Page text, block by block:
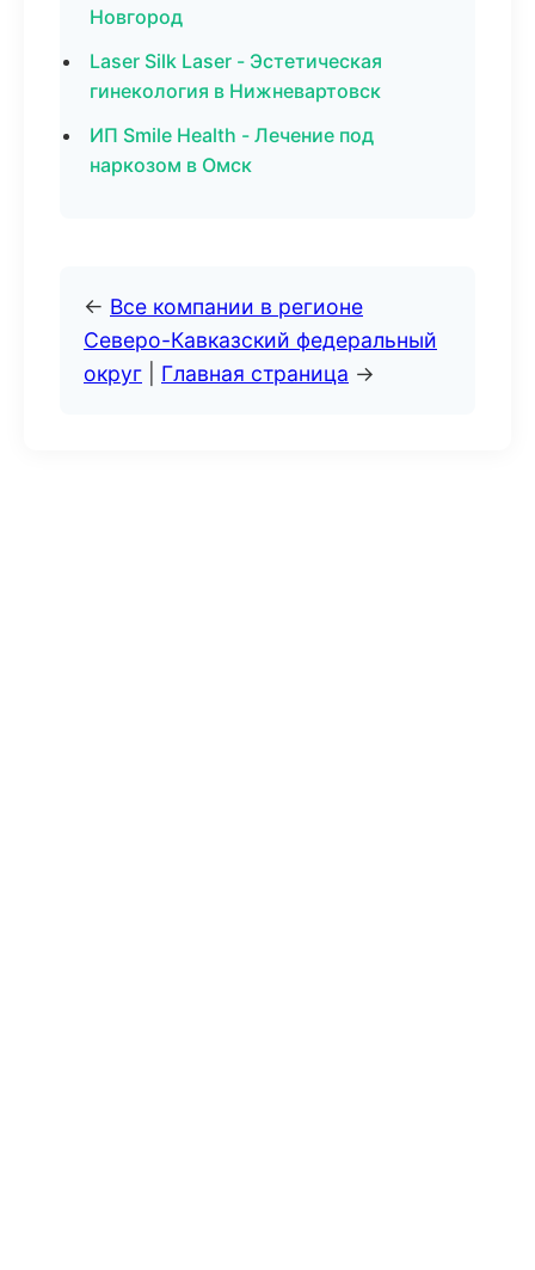
Новгород
Laser Silk Laser - Эстетическая
гинекология в Нижневартовск
ИП Smile Health - Лечение под
наркозом в Омск
← Все компании в регионе
Северо-Кавказский федеральный
округ
Главная страница →